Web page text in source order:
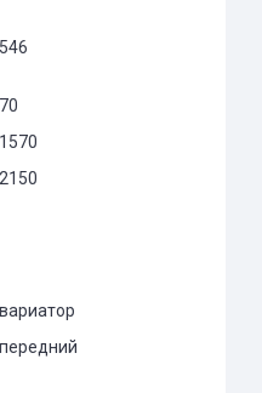
546
70
1570
2150
вариатор
передний